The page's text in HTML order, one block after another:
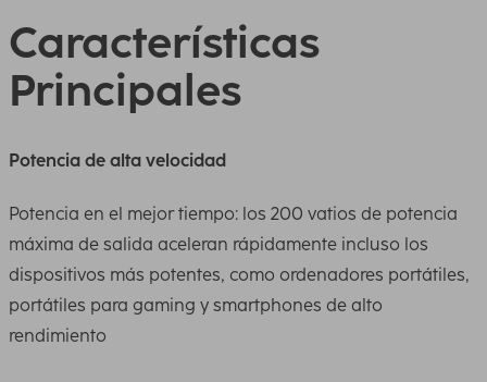
Características
Principales
Potencia de alta velocidad
Potencia en el mejor tiempo: los 200 vatios de potencia
máxima de salida aceleran rápidamente incluso los
dispositivos más potentes, como ordenadores portátiles,
portátiles para gaming y smartphones de alto
rendimiento